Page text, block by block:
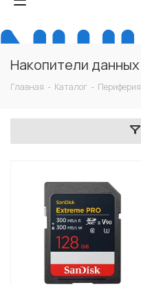
Накопители данных
Главная - Каталог - Периферия